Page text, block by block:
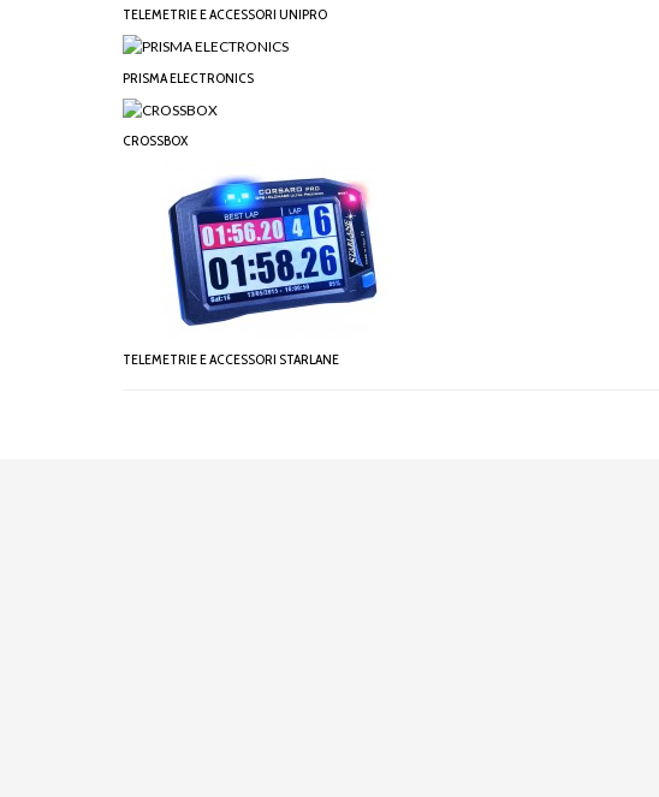
TELEMETRIE E ACCESSORI UNIPRO
PRISMA ELECTRONICS
CROSSBOX
TELEMETRIE E ACCESSORI STARLANE